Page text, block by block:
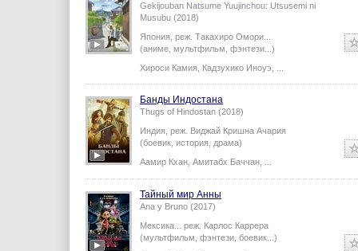
Gekijouban Natsume Yuujinchou: Utsusemi ni
Musubu (2018)
Япония, реж. Такахиро Омори
(аниме, мультфильм, фэнтези...)
Хироси Камия
Кадзухико Иноуэ
Банды Индостана
Thugs of Hindostan (2018)
Индия, реж. Виджай Кришна Ачария
(боевик, история, драма)
Аамир Кхан Амитабх Баччан
Тайный мир Анны
Ana y Bruno (2017)
Мексика... реж. Карлос Каррера
(мультфильм, фэнтези, боевик...)